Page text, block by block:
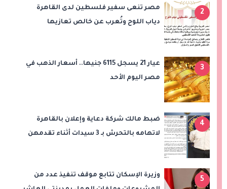
2
مصر تنعى سفير فلسطين لدى القاهرة
دياب اللوح وتُعرب عن خالص تعازيها
3
عيار 21 يسجل 6115 جنيها.. أسعار الذهب في
مصر اليوم الأحد
4
ضبط مالك شركة دعاية وإعلان بالقاهرة
لاتهامه بالتحرش بـ 3 سيدات أثناء تقدمهن
5
وزيرة الإسكان تتابع موقف تنفيذ عدد من